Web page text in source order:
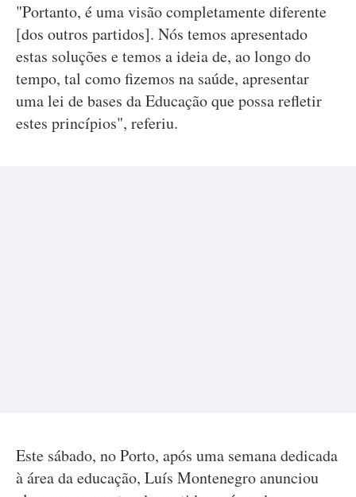
"Portanto, é uma visão completamente diferente
[dos outros partidos]. Nós temos apresentado
estas soluções e temos a ideia de, ao longo do
tempo, tal como fizemos na saúde, apresentar
uma lei de bases da Educação que possa refletir
estes princípios", referiu.
Este sábado, no Porto, após uma semana dedicada
à área da educação, Luís Montenegro anunciou